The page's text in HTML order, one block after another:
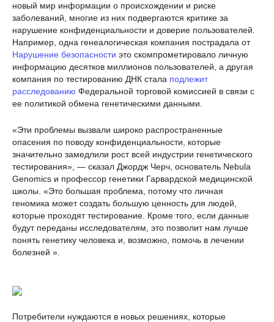
новый мир информации о происхождении и риске
заболеваний, многие из них подвергаются критике за
нарушение конфиденциальности и доверие пользователей.
Например, одна генеалогическая компания пострадала от
Нарушение безопасности это скомпрометировало личную
информацию десятков миллионов пользователей, а другая
компания по тестированию ДНК стала подлежит
расследованию Федеральной торговой комиссией в связи с
ее политикой обмена генетическими данными.
«Эти проблемы вызвали широко распространенные
опасения по поводу конфиденциальности, которые
значительно замедлили рост всей индустрии генетического
тестирования», — сказал Джордж Черч, основатель Nebula
Genomics и профессор генетики Гарвардской медицинской
школы. «Это большая проблема, потому что личная
геномика может создать большую ценность для людей,
которые проходят тестирование. Кроме того, если данные
будут переданы исследователям, это позволит нам лучше
понять генетику человека и, возможно, помочь в лечении
болезней ».
Потребители нуждаются в новых решениях, которые